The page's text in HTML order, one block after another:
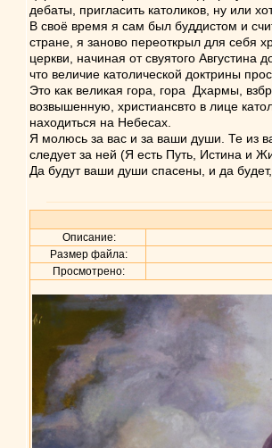
дебаты, пригласить католиков, ну или
В своё время я сам был буддистом и
стране, я заново переоткрыл для себя
церкви, начиная от свуятого
что величие католической доктрины
Это как великая гора, гора Дхармы,
возвышенную, христиансвто в лице
находиться на Небесах.
Я молюсь за вас и за ваши души. Те из
следует за ней (Я есть Путь, Истина и
Да будут ваши души спасены, и да
Описание:
Размер файла:
Просмотрено: